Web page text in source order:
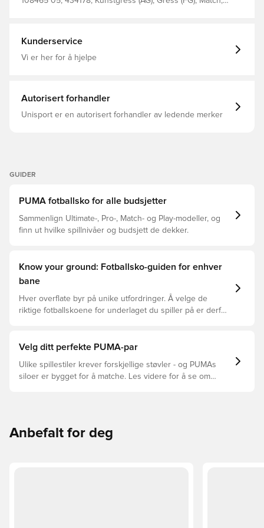
Kunderservice
Vi er her for å hjelpe
Autorisert forhandler
Unisport er en autorisert forhandler av ledende merker
GUIDER
PUMA fotballsko for alle budsjetter
Sammenlign Ultimate-, Pro-, Match- og Play-modeller, og
finn ut hvilke spillnivåer og budsjett de dekker.
Know your ground: Fotballsko-guiden for enhver
bane
Hver overflate byr på unike utfordringer. Å velge de
riktige fotballskoene for underlaget du spiller på er derfor
fotballsko som er det beste valget for de forskjellige
Velg ditt perfekte PUMA-par
Ulike spillestiler krever forskjellige støvler - og PUMAs
siloer er bygget for å matche. Les videre for å se om
Anbefalt for deg